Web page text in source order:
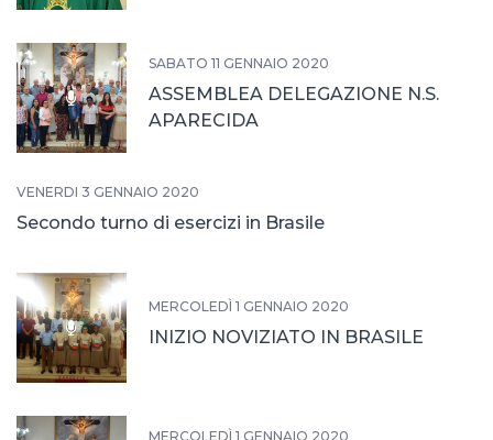
SABATO 11 GENNAIO 2020
ASSEMBLEA DELEGAZIONE N.S.
APARECIDA
VENERDÌ 3 GENNAIO 2020
Secondo turno di esercizi in Brasile
MERCOLEDÌ 1 GENNAIO 2020
INIZIO NOVIZIATO IN BRASILE
MERCOLEDÌ 1 GENNAIO 2020